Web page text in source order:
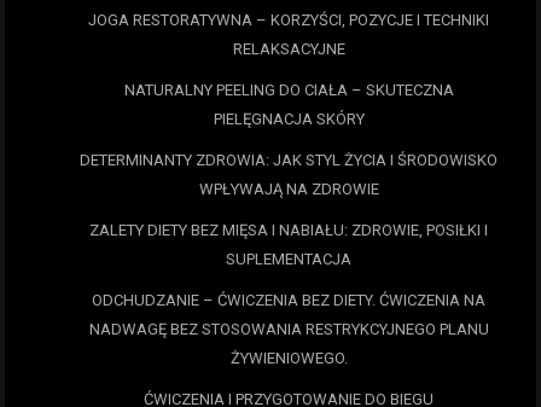
JOGA RESTORATYWNA – KORZYŚCI, POZYCJE I TECHNIKI
RELAKSACYJNE
NATURALNY PEELING DO CIAŁA – SKUTECZNA
PIELĘGNACJA SKÓRY
DETERMINANTY ZDROWIA: JAK STYL ŻYCIA I ŚRODOWISKO
WPŁYWAJĄ NA ZDROWIE
ZALETY DIETY BEZ MIĘSA I NABIAŁU: ZDROWIE, POSIŁKI I
SUPLEMENTACJA
ODCHUDZANIE – ĆWICZENIA BEZ DIETY. ĆWICZENIA NA
NADWAGĘ BEZ STOSOWANIA RESTRYKCYJNEGO PLANU
ŻYWIENIOWEGO.
ĆWICZENIA I PRZYGOTOWANIE DO BIEGU